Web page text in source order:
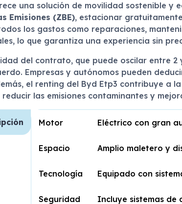
una solución de movilidad sostenible y
Emisiones (ZBE), estacionar
los gastos como reparaciones,
lo que garantiza una experiencia sin
del contrato, que puede oscilar entre 2
Empresas y autónomos pueden
el renting del Byd Etp3 contribuye a
las emisiones contaminantes y
Motor Eléctrico con gran
Espacio Amplio maletero y
Tecnología Equipado con
Seguridad Incluye sistemas de